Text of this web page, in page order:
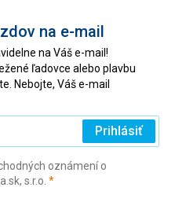
na e-mail
na Váš e-mail!
ľadovce alebo plavbu
Nebojte, Váš e-mail
Prihlásiť
oznámení o
s.r.o. *(povinné)